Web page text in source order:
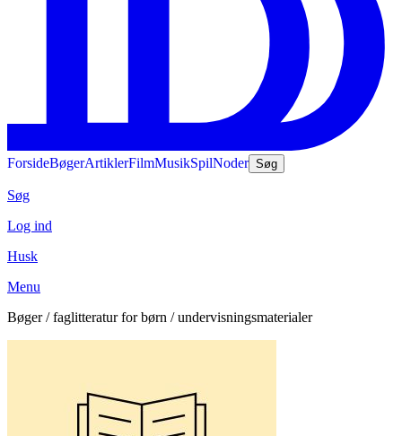
ForsideBøgerArtiklerFilmMusikSpilNoder Søg
Søg
Log ind
Husk
Menu
Bøger / faglitteratur for børn / undervisningsmaterialer